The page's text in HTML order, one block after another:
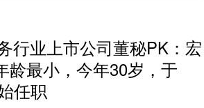
行业上市公司董秘PK：宏
龄最小，今年30岁，于
任职